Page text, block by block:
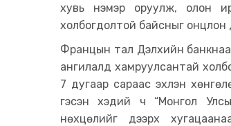
хувь нэмэр оруулж, олон
холбогдолтой байсныг онцлон
Францын тал Дэлхийн
ангилалд хамруулсантай
7 дугаар сараас эхлэн
гэсэн хэдий ч “Монгол
нөхцөлийг дээрх